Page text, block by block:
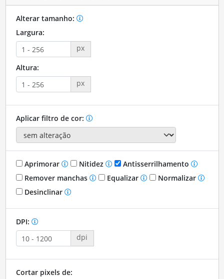
Alterar tamanho:
Largura:
px
Altura:
px
Aplicar filtro de cor:
Aprimorar Nitidez
Antisserrilhamento
Remover manchas
Equalizar
Normalizar
Desinclinar
DPI:
dpi
Cortar pixels de: